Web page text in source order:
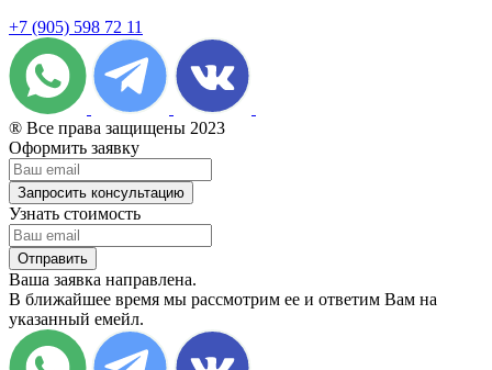
+7 (905) 598 72 11
® Все права защищены 2023
Оформить заявку
Запросить консультацию
Узнать стоимость
Отправить
Ваша заявка направлена.
В ближайшее время мы рассмотрим ее и ответим Вам на
указанный емейл.